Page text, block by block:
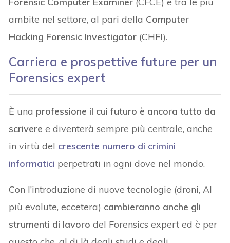
ambite nel settore, al pari della Computer
Hacking Forensic Investigator (CHFI).
Carriera e prospettive future per un
Forensics expert
È una professione il cui futuro è ancora tutto da
scriveree diventerà sempre più centrale, anche
in virtù del crescente numero di crimini
informatici perpetrati in ogni dove nel mondo.
Con l’introduzione di nuove tecnologie (droni, AI
più evolute, eccetera) cambieranno anche gli
strumenti di lavoro del Forensics expert ed è per